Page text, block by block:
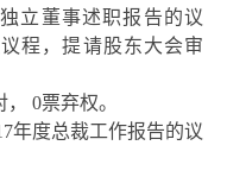
立董事述职报告的议
程，提请股东大会审
0票弃权。
年度总裁工作报告的议